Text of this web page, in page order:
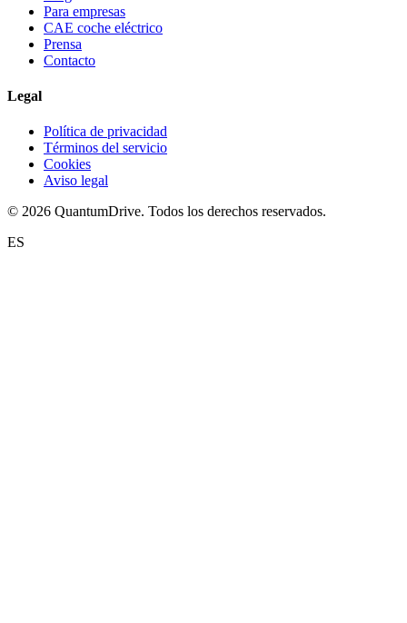
Para empresas
CAE coche eléctrico
Prensa
Contacto
Legal
Política de privacidad
Términos del servicio
Cookies
Aviso legal
© 2026 QuantumDrive. Todos los derechos reservados.
ES